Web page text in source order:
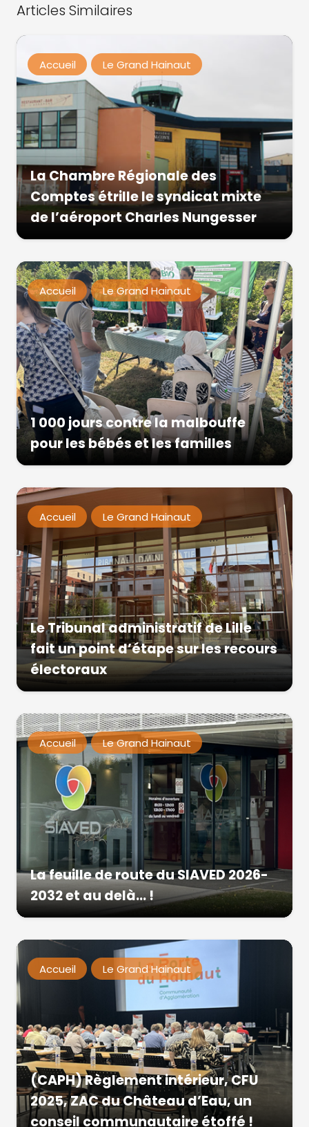
Articles Similaires
Accueil Le Grand Hainaut
La Chambre Régionale des
Comptes étrille le syndicat mixte
de l’aéroport Charles Nungesser
Accueil Le Grand Hainaut
1 000 jours contre la malbouffe
pour les bébés et les familles
Accueil Le Grand Hainaut
Le Tribunal administratif de Lille
fait un point d’étape sur les recours
électoraux
Accueil Le Grand Hainaut
La feuille de route du SIAVED 2026-
2032 et au delà… !
Accueil Le Grand Hainaut
(CAPH) Règlement intérieur, CFU
2025, ZAC du Château d’Eau, un
conseil communautaire étoffé !